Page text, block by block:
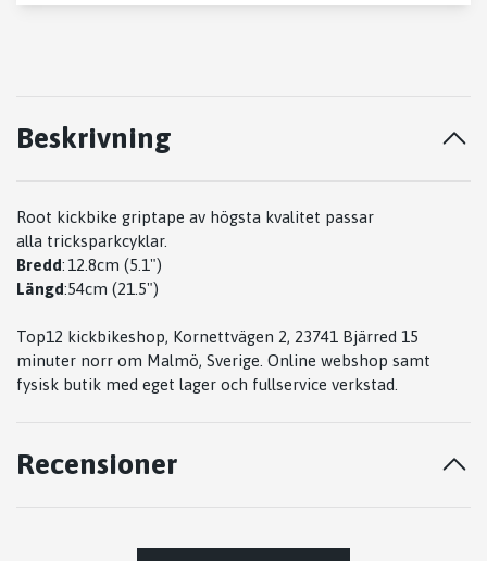
Beskrivning
Root kickbike griptape av högsta kvalitet passar
alla tricksparkcyklar.
Bredd:12.8cm (5.1")
Längd:54cm (21.5")
Top12 kickbikeshop, Kornettvägen 2, 23741 Bjärred 15
minuter norr om Malmö, Sverige. Online webshop samt
fysisk butik med eget lager och fullservice verkstad.
Recensioner